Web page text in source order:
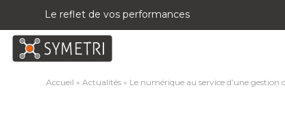
Le reflet de vos performances
Accueil »Actualités » Le numérique au service d’une